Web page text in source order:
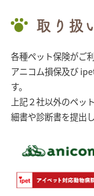
取り扱
各種ペット保険がご
アニコム損保及び
す。
上記２社以外のペッ
細書や診断書を提出